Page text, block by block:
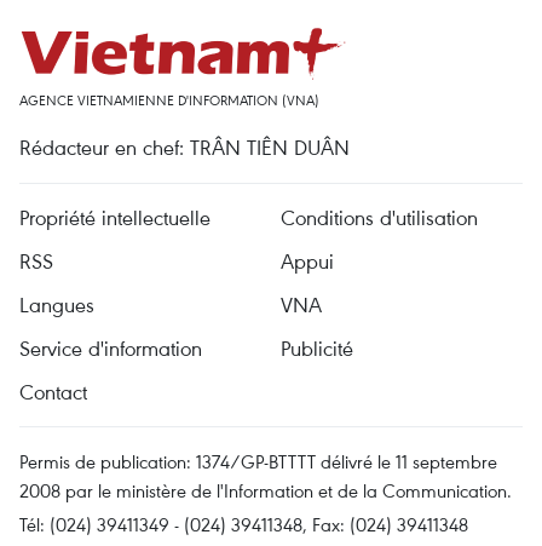
AGENCE VIETNAMIENNE D'INFORMATION (VNA)
Rédacteur en chef: TRÂN TIÊN DUÂN
Propriété intellectuelle
Conditions d'utilisation
RSS
Appui
Langues
VNA
Service d'information
Publicité
Contact
Permis de publication: 1374/GP-BTTTT délivré le 11 septembre
2008 par le ministère de l'Information et de la Communication.
Tél: (024) 39411349 - (024) 39411348, Fax: (024) 39411348